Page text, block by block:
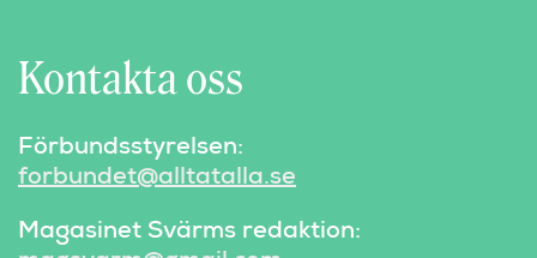
Kontakta oss
Förbundsstyrelsen:
forbundet@alltatalla.se
Magasinet Svärms redaktion: